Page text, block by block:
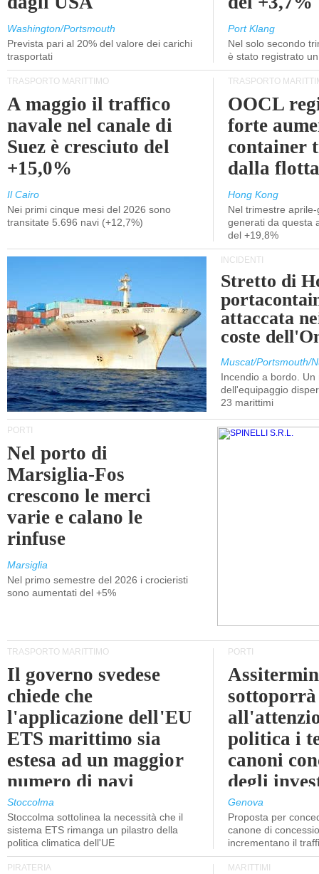
Washington/Portsmouth
Prevista pari al 20% del valore dei carichi
trasportati
Port Klang
Nel solo secondo
è stato registrato
TRASPORTO MARITTIMO
A maggio il traffico
navale nel canale di
Suez è cresciuto del
+15,0%
Il Cairo
Nei primi cinque mesi del 2026 sono
transitate 5.696 navi (+12,7%)
TRASPORTO
OOCL
forte
container
dalla
Hong Kong
Nel trimestre
generati da questa
del +19,8%
INCIDENTI
Stretto di
attaccata
coste
Muscat/Portsmouth/
Incendio a bordo. Un
dell'equipaggio
23 marittimi
PORTI
Nel porto di
Marsiglia-Fos
crescono le merci
varie e calano le
rinfuse
Marsiglia
Nel primo semestre del 2026 i crocieristi
sono aumentati del +5%
TRASPORTO MARITTIMO
Il governo svedese
chiede che
l'applicazione dell'EU
ETS marittimo sia
estesa ad un maggior
numero di navi
Stoccolma
Stoccolma sottolinea la necessità che il
sistema ETS rimanga un pilastro della
politica climatica dell'UE
PORTI
sottoporrà
politica i
canoni
degli
Genova
Proposta per
canone di
incrementano il
PIRATERIA MARITTIMI